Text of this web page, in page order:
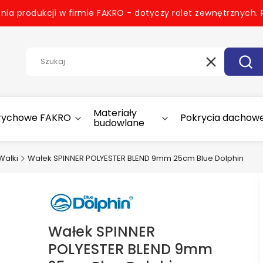
produkcji w firmie FAKRO - dotyczy rolet zewnętrznych.
WyczyśćSzukaj
FAKRO Materiały
budowlane Pokrycia
Wałek SPINNER POLYESTER BLEND 9mm 25cm Blue Dolphin
Wałek SPINNER
POLYESTER BLEND 9mm